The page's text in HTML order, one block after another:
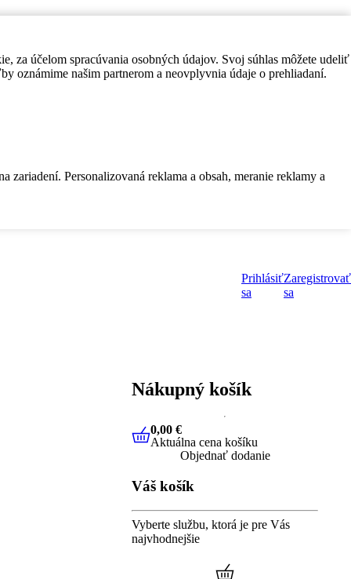
za účelom spracúvania osobných údajov. Svoj súhlas môžete udeliť
oznámime našim partnerom a neovplyvnia údaje o prehliadaní.
Personalizovaná reklama a obsah, meranie reklamy a
Prihlásiť
sa
Zaregistrovať
sa
Nákupný košík
0,00 €Aktuálna cena košíku
0,00 €
Aktuálna cena košíku
Objednať dodanie
Váš košík
Vyberte službu, ktorá je pre Vás
najvhodnejšie